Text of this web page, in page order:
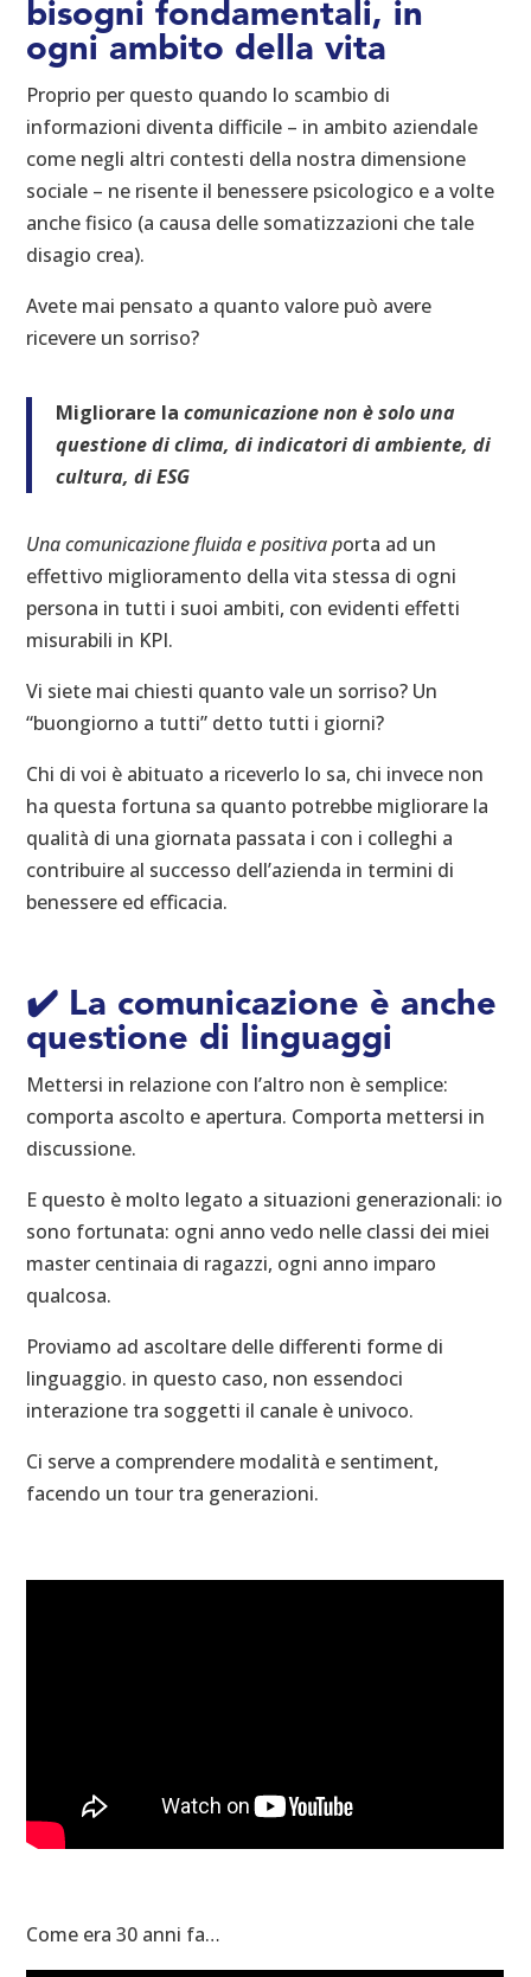
bisogni fondamentali, in
ogni ambito della vita
Proprio per questo quando lo scambio di
informazioni diventa difficile – in ambito aziendale
come negli altri contesti della nostra dimensione
sociale – ne risente il benessere psicologico e a volte
anche fisico (a causa delle somatizzazioni che tale
disagio crea).
Avete mai pensato a quanto valore può avere
ricevere un sorriso?
Migliorare lacomunicazione non è solo una
questione di clima, di indicatori di ambiente, di
cultura, di ESG
Una comunicazione fluida e positiva porta ad un
effettivo miglioramento della vita stessa di ogni
persona in tutti i suoi ambiti, con evidenti effetti
misurabili in KPI.
Vi siete mai chiesti quanto vale un sorriso? Un
“buongiorno a tutti” detto tutti i giorni?
Chi di voi è abituato a riceverlo lo sa, chi invece non
ha questa fortuna sa quanto potrebbe migliorare la
qualità di una giornata passata i con i colleghi a
contribuire al successo dell’azienda in termini di
benessere ed efficacia.
✔️ La comunicazione è anche
questione di linguaggi
Mettersi in relazione con l’altro non è semplice:
comporta ascolto e apertura. Comporta mettersi in
discussione.
E questo è molto legato a situazioni generazionali: io
sono fortunata: ogni anno vedo nelle classi dei miei
master centinaia di ragazzi, ogni anno imparo
qualcosa.
Proviamo ad ascoltare delle differenti forme di
linguaggio. in questo caso, non essendoci
interazione tra soggetti il canale è univoco.
Ci serve a comprendere modalità e sentiment,
facendo un tour tra generazioni.
Come era 30 anni fa…